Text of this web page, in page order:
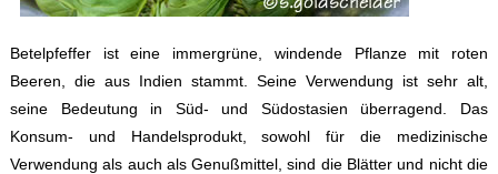
Betelpfeffer ist eine immergrüne, windende Pflanze mit roten
Beeren, die aus Indien stammt. Seine Verwendung ist sehr alt,
seine Bedeutung in Süd- und Südostasien überragend. Das
Konsum- und Handelsprodukt, sowohl für die medizinische
Verwendung als auch als Genußmittel, sind die Blätter und nicht die